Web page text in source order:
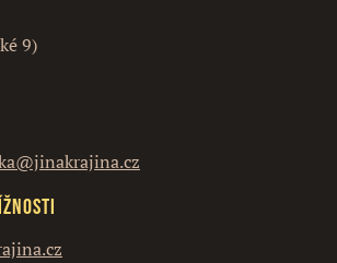
9)